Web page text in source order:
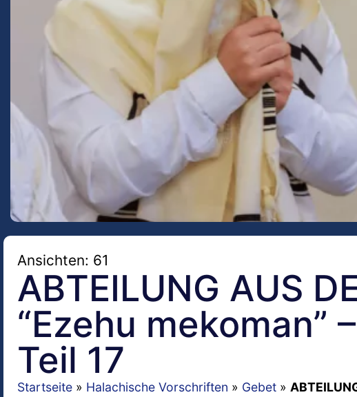
Ansichten: 61
ABTEILUNG AUS
“Ezehu mekoman”
Teil 17
Startseite » Halachische Vorschriften » Gebet »